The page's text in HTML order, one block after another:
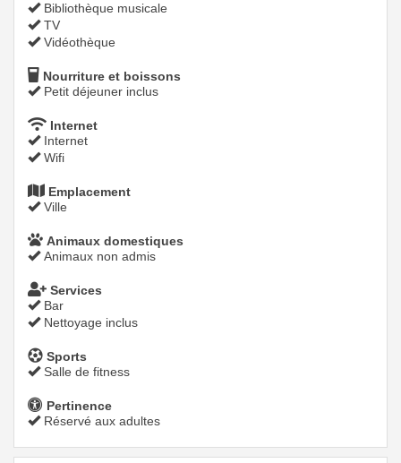
Bibliothèque musicale
TV
Vidéothèque
Nourriture et boissons
Petit déjeuner inclus
Internet
Internet
Wifi
Emplacement
Ville
Animaux domestiques
Animaux non admis
Services
Bar
Nettoyage inclus
Sports
Salle de fitness
Pertinence
Réservé aux adultes